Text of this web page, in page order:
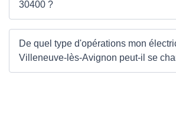
30400 ?
De quel type d'opérations mon
Villeneuve-lès-Avignon peut-il se